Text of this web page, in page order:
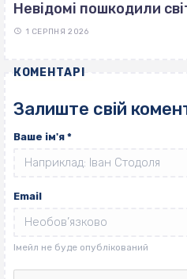
Невідомі пошкодили
1 СЕРПНЯ 2026
КОМЕНТАРІ
Залиште свій
Ваше ім'я *
Email